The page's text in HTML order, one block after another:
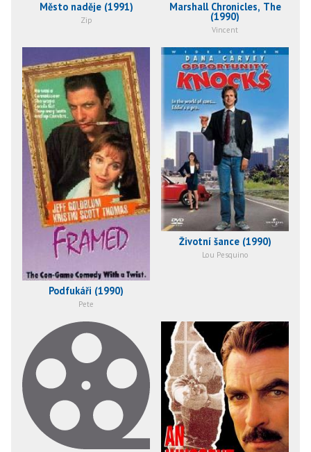
Město naděje (1991)
Zip
Marshall Chronicles, The
(1990)
Vincent
Podfukáři (1990)
Pete
Životní šance (1990)
Lou Pesquino